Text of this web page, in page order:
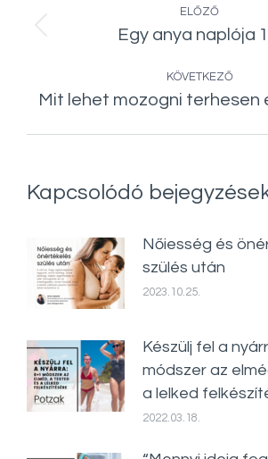
navigation
ELŐZŐ
Előző
Egy anya naplója
KÖVETKEZŐ
Mit lehet mozogni terhesen
Kapcsolódó
Nőiesség és
szülés után
2023.10.25.
Készülj fel a
módszer az
a lelked
2022.03.18.